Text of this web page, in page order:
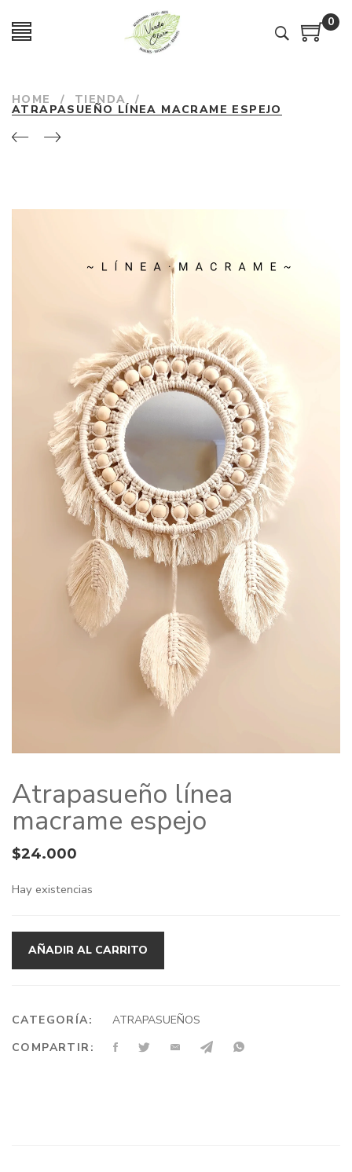
0
HOME / TIENDA /
ATRAPASUEÑO LÍNEA MACRAME ESPEJO
Atrapasueño línea
macrame espejo
$24.000
Hay existencias
AÑADIR AL CARRITO
CATEGORÍA:
ATRAPASUEÑOS
COMPARTIR: